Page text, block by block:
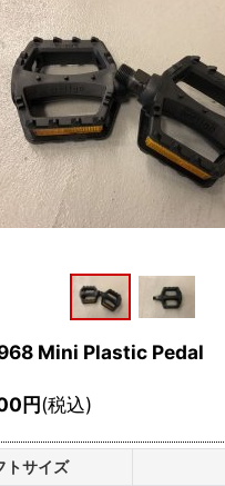
Mini Plastic Pedal
円(税込)
トサイズ